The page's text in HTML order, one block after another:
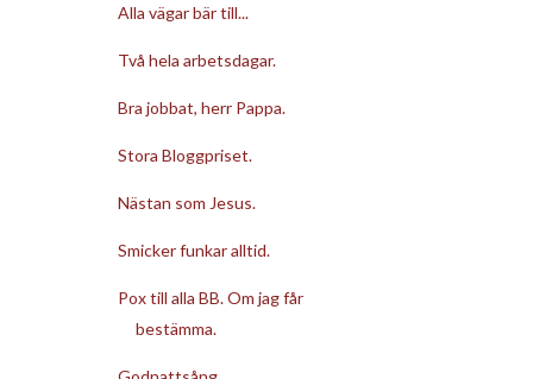
Alla vägar bär till...
Två hela arbetsdagar.
Bra jobbat, herr Pappa.
Stora Bloggpriset.
Nästan som Jesus.
Smicker funkar alltid.
Pox till alla BB. Om jag får
bestämma.